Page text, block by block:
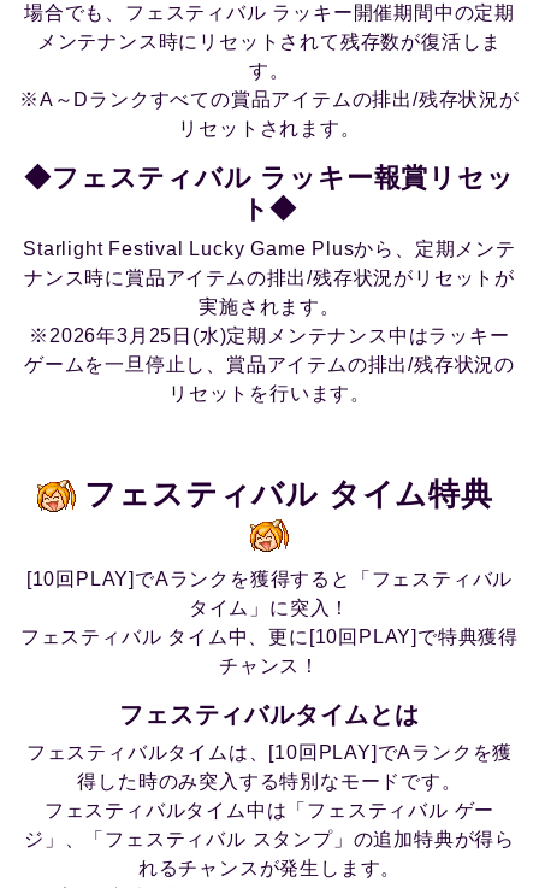
場合でも、フェスティバル ラッキー開催期間中の定期
メンテナンス時にリセットされて残存数が復活しま
す。
※A～Dランクすべての賞品アイテムの排出/残存状況が
リセットされます。
◆フェスティバル ラッキー報賞リセッ
ト◆
Starlight Festival Lucky Game Plusから、定期メンテ
ナンス時に賞品アイテムの排出/残存状況がリセットが
実施されます。
※2026年3月25日(水)定期メンテナンス中はラッキー
ゲームを一旦停止し、賞品アイテムの排出/残存状況の
リセットを行います。
フェスティバル タイム特典
[10回PLAY]でAランクを獲得すると「フェスティバル
タイム」に突入！
フェスティバル タイム中、更に[10回PLAY]で特典獲得
チャンス！
フェスティバルタイムとは
フェスティバルタイムは、[10回PLAY]でAランクを獲
得した時のみ突入する特別なモードです。
フェスティバルタイム中は「フェスティバル ゲー
ジ」、「フェスティバル スタンプ」の追加特典が得ら
れるチャンスが発生します。